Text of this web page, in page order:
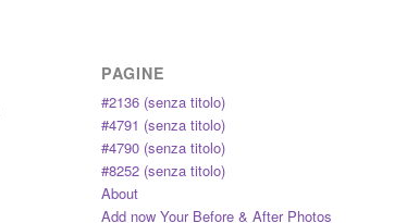
PAGINE
#2136 (senza titolo)
#4791 (senza titolo)
#4790 (senza titolo)
#8252 (senza titolo)
About
Add now Your Before & After Photos